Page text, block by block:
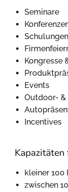
Seminare
Schulungen
Kongresse
Events
Outdoor- &
Incentives
kleiner 100
zwischen